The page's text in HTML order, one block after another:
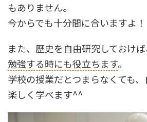
もありません。
今からでも十分間に合いますよ！
また、歴史を自由研究しておけば
勉強する時にも役立ちます。
学校の授業だとつまらなくても
楽しく学べます^^